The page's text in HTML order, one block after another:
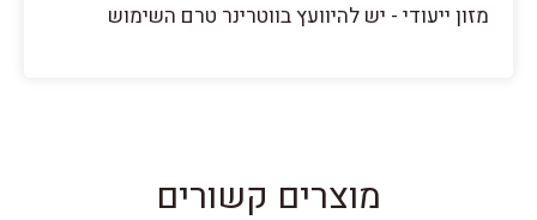
מזון ייעודי - יש להיוועץ בווטרינר טרם השימוש
מוצרים קשורים